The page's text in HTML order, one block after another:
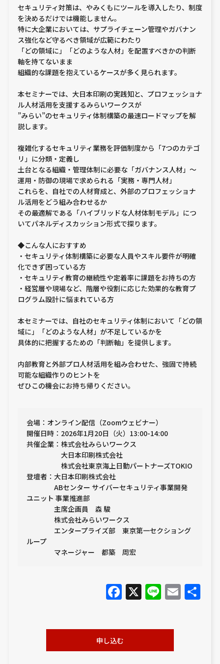
セキュリティ対策は、やみくもにツールを導入したり、制度
を決めるだけでは機能しません。
特に大企業においては、サプライチェーン管理やガバナン
ス強化など守るべき領域が広範にわたり
「どの領域に」「どのような人材」を配置すべきかの判断
軸を持てないまま
組織的な課題を抱えているケースが多く見られます。
本セミナーでは、大日本印刷の実践知と、プロフェッショナ
ル人材活用を支援するみらいワークスが
”みらい”のセキュリティ体制構築の最速ロードマップを解
説します。
複雑化するセキュリティ業務を評価制度から「7つのカテゴ
リ」に分類・定義し
土台となる組織・管理体制に必要な「ガバナンス人材」～
運用・防御の現場で求められる「実務・専門人材」
これらを、自社での人材育成と、外部のプロフェッショナ
ル活用をどう組み合わせるか
その最適解である「ハイブリッドな人材体制モデル」につ
いてパネルディスカッション形式で探ります。
◆こんな人におすすめ
・セキュリティ体制構築に必要な人員やスキル要件が明確
化できず困っている方
・セキュリティ教育の継続性や定着率に課題をお持ちの方
・経営層や現場など、階層や役割に応じた効果的な教育プ
ログラム設計に悩まれている方
本セミナーでは、自社のセキュリティ体制において「どの領
域に」「どのような人材」が不足しているかを
具体的に把握するための「判断軸」を提供します。
内部教育と外部プロ人材活用を組み合わせた、強固で持続
可能な組織作りのヒントを
ぜひこの機会にお持ち帰りください。
会場：オンライン配信（Zoomウェビナー）
開催日時：2026年1月20日（火）13:00-14:00
共催企業：株式会社みらいワークス
大日本印刷株式会社
株式会社東京海上日動パートナーズTOKIO
登壇者：大日本印刷株式会社
ABセンター サイバーセキュリティ事業開発
ユニット 事業推進部
主席企画員 森 駿
株式会社みらいワークス
エンタープライズ部 東京第一セクショング
ループ
マネージャー 都築 周宏
Facebook
X Line
申し込む